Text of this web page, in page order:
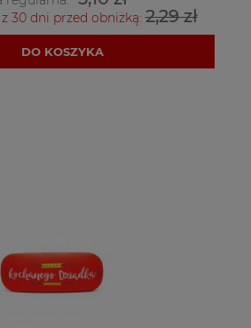
z 30 dni przed obniżką:2,29 zł
DO KOSZYKA